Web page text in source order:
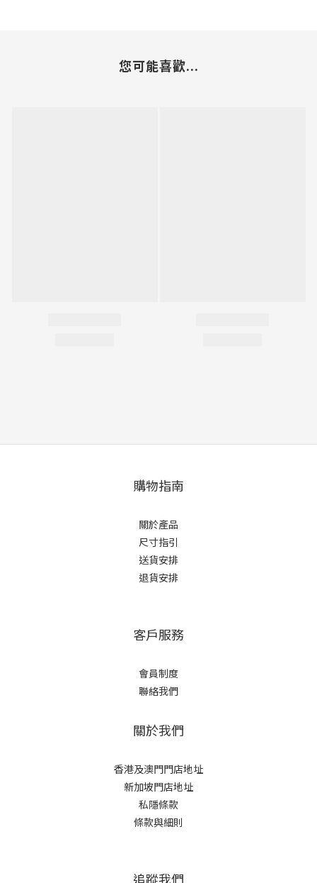
您可能喜歡...
購物指南
關於產品
尺寸指引
送貨安排
退貨安排
客戶服務
會員制度
聯絡我們
關於我們
香港及澳門門店地址
新加坡門店地址
私隱條款
條款與細則
追蹤我們